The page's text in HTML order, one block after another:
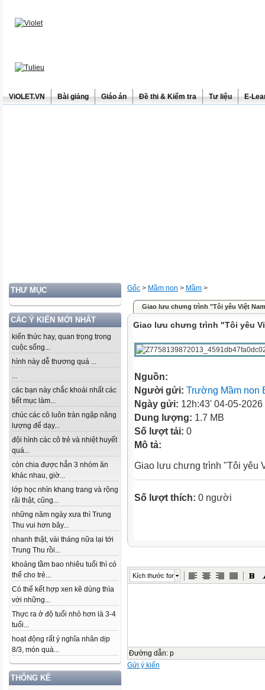
ViOLET.VN Bài giảng Giáo án Đề thi & Kiểm tra Tư liệu E-
THƯ MỤC
CÁC Ý KIẾN MỚI NHẤT
kiến thức hay, quan trọng trong
cuộc sống...
hình này dễ thương quá ...
...
các bạn này chắc khoái nhất các
tiết mục làm...
chúc các cô luôn tràn ngập năng
lượng để dạy...
đội hình các cô trẻ và nhiệt huyết
quá...
còn chia được hẳn 3 nhóm ăn
khác nhau, giờ...
lớp học nhìn khang trang và rộng
rãi thật, cũng...
những năm ngày xưa thì Trung
Thu vui hơn bây...
nhanh thật, vài tháng nữa lại tới
Trung Thu rồi...
khoảng tầm bao nhiêu tuổi thì có
thể cho trẻ...
Có thể kết hợp xen kẽ dùng thìa
với những...
Thực ra ở độ tuổi nhỏ hơn là 3-4
tuổi...
hoạt động rất ý nghĩa nhân dịp
8/3, món quà...
THỐNG KÊ
Gốc > Mầm non > Mầm >
Giao lưu chưng trình "Tôi yêu Việt Nam
Giao lưu chưng trình "Tôi yêu
Nguồn:
Người gửi: Trường Mầm non
Ngày gửi: 12h:43' 04-05-2026
Dung lượng: 1.7 MB
Số lượt tải: 0
Mô tả:
Giao lưu chưng trình "Tôi yêu
Số lượt thích: 0 người
Kích thước font
Đường dẫn: p
Gửi ý kiến